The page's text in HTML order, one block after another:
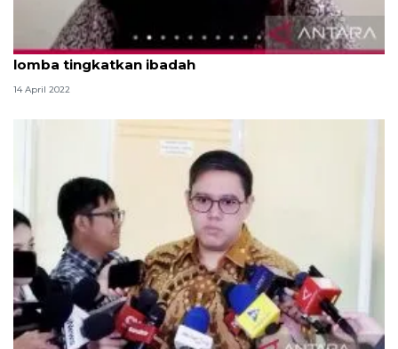
Saat Ramadhan, komunitas Muslim AS berlomba-
lomba tingkatkan ibadah
14 April 2022